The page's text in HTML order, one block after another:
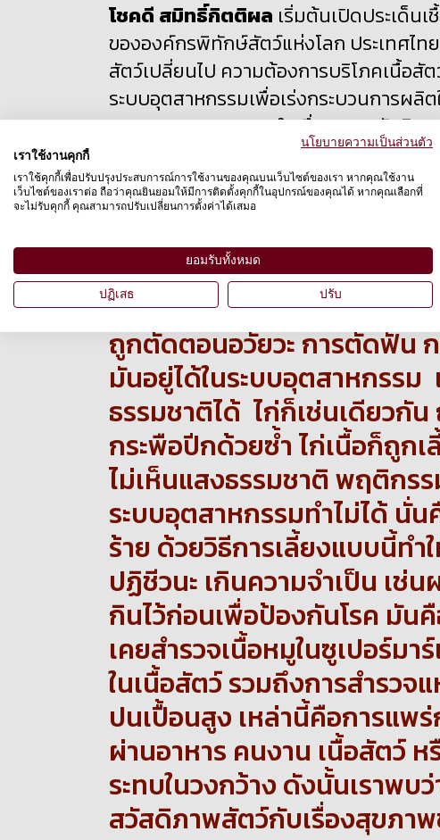
โชคดี สมิทธิ์กิตติผล เริ่มต้นเปิดประเด็น
ขององค์กรพิทักษ์สัตว์แห่งโลก ประเทศไท
สัตว์เปลี่ยนไป ความต้องการบริโภคเนื้อสั
ระบบอุตสาหกรรมเพื่อเร่งกระบวนการผลิ
อุตสาหกรรมถูกละเลยในเรื่องของสวัสดิ
“เราจะพบว่าระบบฟาร์มอุต
ต่อหลักสวัสดิภาพสัตว์ ทำให้สั
เขาจะมีหน้าที่แค่การผลิตลูก
วันๆ มีหน้าที่กินและผสมพันธุ์
ความทรมาน ลูกหมูก็ได้รับกา
ถูกตัดตอนอวัยวะ การตัดฟัน
มันอยู่ได้ในระบบอุตสาหกรร
ธรรมชาติได้ ไก่ก็เช่นเดียวกั
กระพือปีกด้วยซ้ำ ไก่เนื้อก็ถูก
ไม่เห็นแสงธรรมชาติ พฤติกร
ระบบอุตสาหกรรมทำไม่ได้ นั่
ร้าย ด้วยวิธีการเลี้ยงแบบนี้ทำ
ปฏิชีวนะ เกินความจำเป็น เช่
กินไว้ก่อนเพื่อป้องกันโรค มัน
เคยสำรวจเนื้อหมูในซูเปอร์ม
ในเนื้อสัตว์ รวมถึงการสำรว
ปนเปื้อนสูง เหล่านี้คือการแพ
ผ่านอาหาร คนงาน เนื้อสัตว์
ระทบในวงกว้าง ดังนั้นเราพบ
สวัสดิภาพสัตว์กับเรื่องสุขภา
นโยบายความเป็นส่วนตัว
เราใช้งานคุกกี้
เราใช้คุกกี้เพื่อปรับปรุงประสบการณ์การใช้งานของคุณบนเว็บไซต์ของเรา หากคุณใช้งาน
เว็บไซต์ของเราต่อ ถือว่าคุณยินยอมให้มีการติดตั้งคุกกี้ในอุปกรณ์ของคุณได้ หากคุณเลือกที่
จะไม่รับคุกกี้ คุณสามารถปรับเปลี่ยนการตั้งค่าได้เสมอ
ยอมรับทั้งหมด
ปฏิเสธ ปรับ